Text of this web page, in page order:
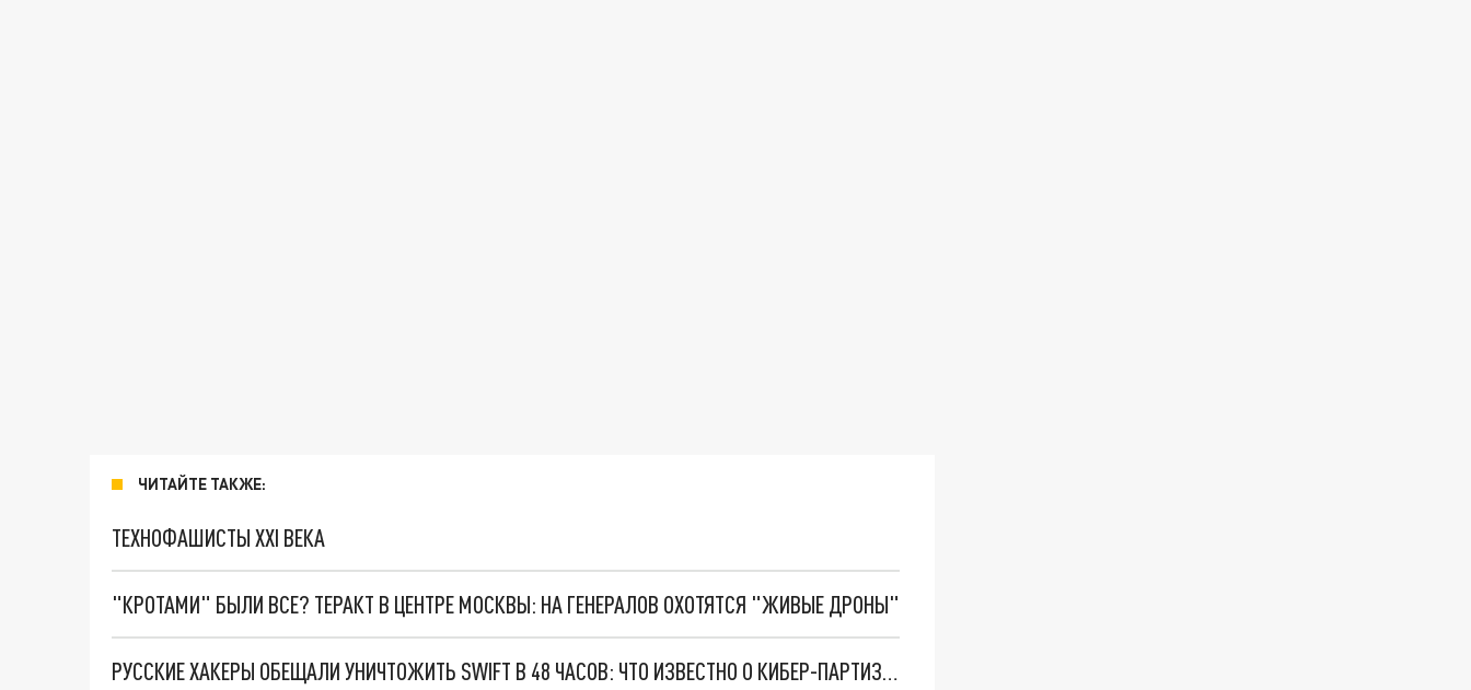
ЧИТАЙТЕ ТАКЖЕ:
ТЕХНОФАШИСТЫ XXI ВЕКА
"КРОТАМИ" БЫЛИ ВСЕ? ТЕРАКТ В ЦЕНТРЕ МОСКВЫ: НА ГЕНЕРАЛОВ ОХОТЯТСЯ "ЖИВЫЕ ДРОНЫ"
РУССКИЕ ХАКЕРЫ ОБЕЩАЛИ УНИЧТОЖИТЬ SWIFT В 48 ЧАСОВ: ЧТО ИЗВЕСТНО О КИБЕР-ПАРТИЗАНАХ